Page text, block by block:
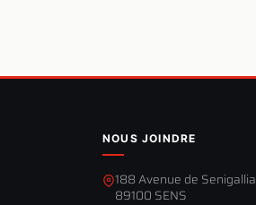
NOUS JOINDRE
188 Avenue de Senigallia
89100 SENS